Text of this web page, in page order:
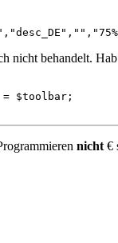
nicht behandelt.
$toolbar;
nicht €